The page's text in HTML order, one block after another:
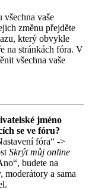
všechna vaše
změnu přejděte
který obvykle
na stránkách fóra. V
všechna vaše
jméno
se ve fóru?
fóra“ ->
Skrýt můj online
budete na
moderátory a sama